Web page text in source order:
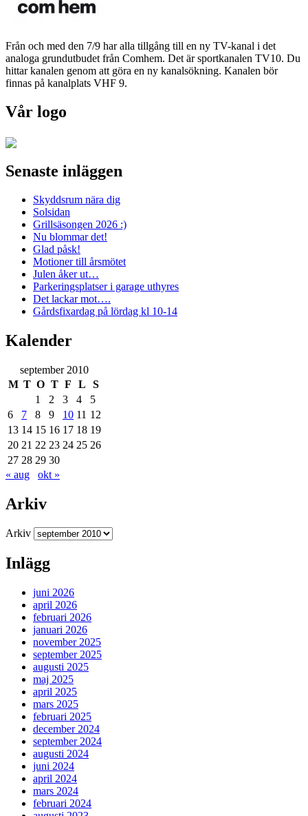
Från och med den 7/9 har alla tillgång till en ny TV-kanal i det
analoga grundutbudet från Comhem. Det är sportkanalen TV10. Du
hittar kanalen genom att göra en ny kanalsökning. Kanalen bör
finnas på kanalplats VHF 9.
Vår logo
Senaste inläggen
Skyddsrum nära dig
Solsidan
Grillsäsongen 2026 :)
Nu blommar det!
Glad påsk!
Motioner till årsmötet
Julen åker ut…
Parkeringsplatser i garage uthyres
Det lackar mot….
Gårdsfixardag på lördag kl 10-14
Kalender
september 2010
M T O T F L
S
1
2 3 4
5
6
7 8 9 10 11 12
13 14 15 16 17 18 19
20 21 22 23 24 25 26
27 28 29 30
« aug
okt »
Arkiv
Arkiv
Inlägg
juni 2026
april 2026
februari 2026
januari 2026
november 2025
september 2025
augusti 2025
maj 2025
april 2025
mars 2025
februari 2025
december 2024
september 2024
augusti 2024
juni 2024
april 2024
mars 2024
februari 2024